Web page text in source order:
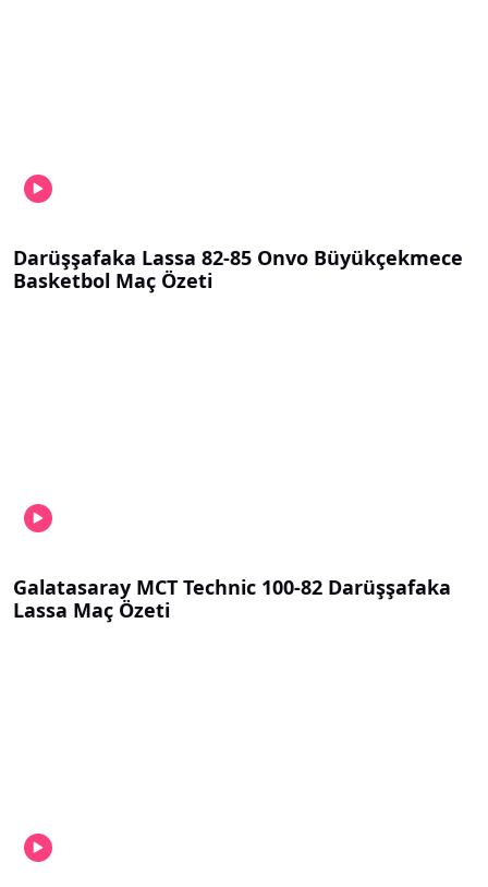
Darüşşafaka Lassa 82-85 Onvo Büyükçekmece
Basketbol Maç Özeti
Galatasaray MCT Technic 100-82 Darüşşafaka
Lassa Maç Özeti